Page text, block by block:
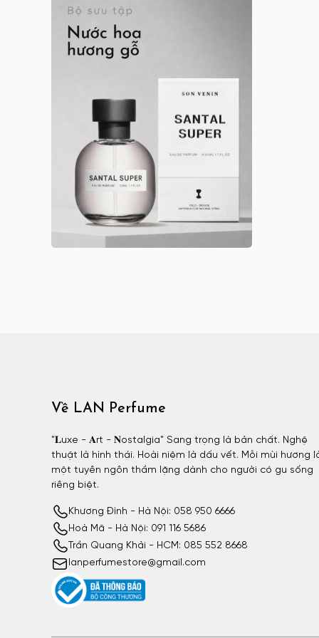
Anna Sui nữ
Arabian Oud
Argos
Argos nữ
Argos unisex
Armaf
Armaf nam
Armaf nữ
Astrophil & Stella
Astrophil & Stella unisex
Azzaro
Azzaro nam
BDK
BDK nữ
Billie Eilish
Billie Eilish nữ
BornToStandOut
BornToStandOut nữ
Về LAN Perfume
"𝐋uxe - 𝐀rt - 𝐍ostalgia" Sang trọng là bản chất. Nghệ
thuật là hình thái. Hoài niệm là dấu vết. Mỗi mùi hương
một tuyên ngôn thầm lặng dành cho người có gu sống
riêng biệt.
Khương Đình - Hà Nội: 058 950 6666
Hoà Mã - Hà Nội: 091 116 5686
Trần Quang Khải - HCM: 085 552 8668
lanperfumestore@gmail.com